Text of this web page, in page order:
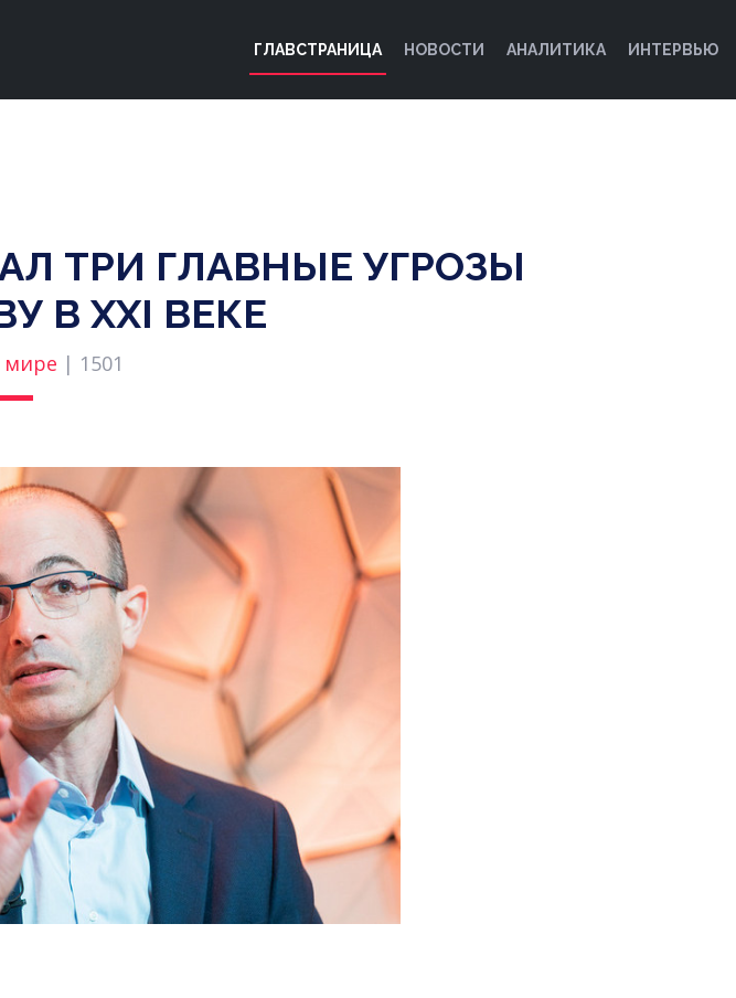
ГЛАВСТРАНИЦА НОВОСТИ АНАЛИТИКА ИНТЕРВЬЮ
ТРИ ГЛАВНЫЕ УГРОЗЫ
В XXI ВЕКЕ
мире | 1501